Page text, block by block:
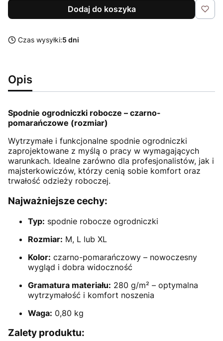
Dodaj do koszyka
Czas wysyłki:5 dni
Opis
Spodnie ogrodniczki robocze – czarno-
pomarańczowe (rozmiar)
Wytrzymałe i funkcjonalne spodnie ogrodniczki
zaprojektowane z myślą o pracy w wymagających
warunkach. Idealne zarówno dla profesjonalistów, jak i
majsterkowiczów, którzy cenią sobie komfort oraz
trwałość odzieży roboczej.
Najważniejsze cechy:
Typ: spodnie robocze ogrodniczki
Rozmiar: M, L lub XL
Kolor: czarno-pomarańczowy – nowoczesny
wygląd i dobra widoczność
Gramatura materiału: 280 g/m² – optymalna
wytrzymałość i komfort noszenia
Waga: 0,80 kg
Zalety produktu: